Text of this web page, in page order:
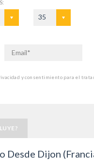
35
y consentimiento para el
Dijon